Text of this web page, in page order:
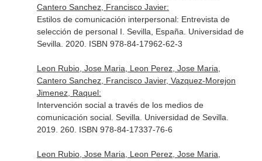
Cantero Sanchez, Francisco Javier:
Estilos de comunicación interpersonal: Entrevista de
selección de personal I. Sevilla, España. Universidad de
Sevilla. 2020. ISBN 978-84-17962-62-3
Leon Rubio, Jose Maria, Leon Perez, Jose Maria,
Cantero Sanchez, Francisco Javier, Vazquez-Morejon
Jimenez, Raquel:
Intervención social a través de los medios de
comunicación social. Sevilla. Universidad de Sevilla.
2019. 260. ISBN 978-84-17337-76-6
Leon Rubio, Jose Maria, Leon Perez, Jose Maria,